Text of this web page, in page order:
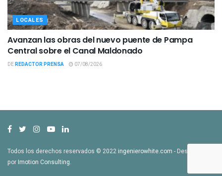
LOCALES
Avanzan las obras del nuevo puente de Pampa
Central sobre el Canal Maldonado
DEREDACTOR PRENSA 07/08/2026
Todos los derechos reservados © 2022ingenierowhite.com - Desarrollado
porImotion Consulting.